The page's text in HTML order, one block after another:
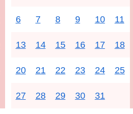
6 7 8 9 10 11
13 14 15 16 17 18
20 21 22 23 24 25
27 28 29 30 31